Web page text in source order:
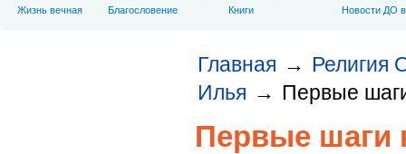
Главная → Религия
Илья → Первые
Первые шаги
Жизнь вечная
Благословение
Книги
Новости ДО